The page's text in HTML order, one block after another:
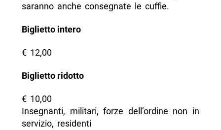
saranno anche consegnate le cuffie.
Biglietto intero
€ 12,00
Biglietto ridotto
€ 10,00
Insegnanti, militari, forze dell’ordine non in
servizio, residenti